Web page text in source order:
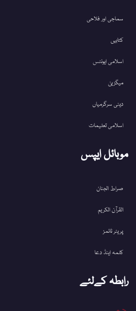
سماجی اور فلاحی
کتابیں
اسلامی ایونٹس
میگزین
دینی سرگرمیاں
اسلامی تعلیمات
موبائل ایپس
صراط الجنان
القرآن الکریم
پریئر ٹائمز
کلمہ اینڈ دعا
رابطہ کےلئے